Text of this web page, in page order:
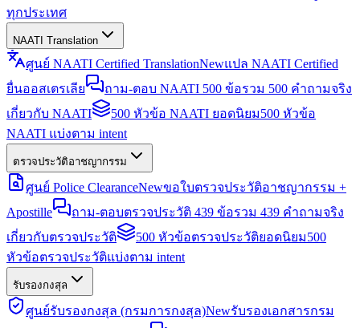
ทุกประเทศ
NAATI Translation
ศูนย์ NAATI Certified TranslationNewแปล NAATI Certified
ยื่นออสเตรเลีย
ถาม-ตอบ NAATI 500 ข้อรวม 500 คำถามจริง
เกี่ยวกับ NAATI
500 หัวข้อ NAATI ยอดนิยม500 หัวข้อ
NAATI แบ่งตาม intent
ตรวจประวัติอาชญากรรม
ศูนย์ Police ClearanceNewขอใบตรวจประวัติอาชญากรรม +
Apostille
ถาม-ตอบตรวจประวัติ 439 ข้อรวม 439 คำถามจริง
เกี่ยวกับตรวจประวัติ
500 หัวข้อตรวจประวัติยอดนิยม500
หัวข้อตรวจประวัติแบ่งตาม intent
รับรองกงสุล
ศูนย์รับรองกงสุล (กรมการกงสุล)Newรับรองเอกสารกรม